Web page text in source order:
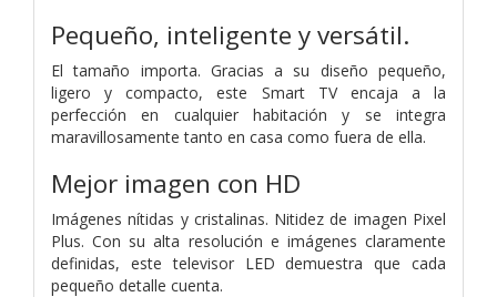
Pequeño, inteligente y versátil.
El tamaño importa. Gracias a su diseño pequeño,
ligero y compacto, este Smart TV encaja a la
perfección en cualquier habitación y se integra
maravillosamente tanto en casa como fuera de ella.
Mejor imagen con HD
Imágenes nítidas y cristalinas. Nitidez de imagen Pixel
Plus. Con su alta resolución e imágenes claramente
definidas, este televisor LED demuestra que cada
pequeño detalle cuenta.